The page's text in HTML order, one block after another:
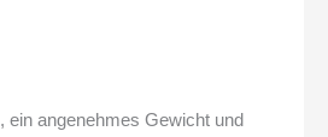
, ein angenehmes Gewicht und